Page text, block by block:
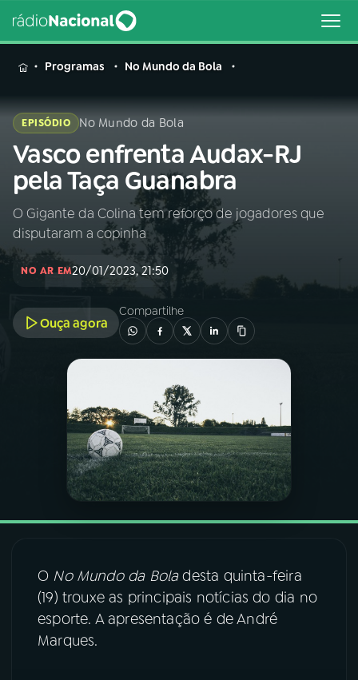
MENU
Buscar
na
Rádio
Nacional
Buscar
AO VIVO
01INÍCIO
PROGRAMAS
PODCASTS
07 ÚLTIMAS
Programas No Mundo da Bola
EPISÓDIO No Mundo da Bola
Vasco enfrenta Audax-RJ
pela Taça Guanabra
O Gigante da Colina tem reforço de jogadores que
disputaram a copinha
NO AR EM20/01/2023, 21:50
Ouça agora
Compartilhe
O No Mundo da Boladesta quinta-feira
(19) trouxe as principais notícias do dia no
esporte. A apresentação é de André
Marques.